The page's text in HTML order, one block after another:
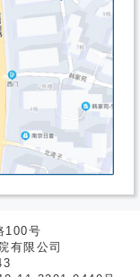
100号
有限公司